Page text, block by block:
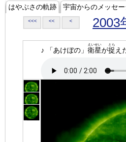
はやぶさの軌跡 宇宙からのメッセー
<<< << < 2003
♪ 「あけぼの」 衛星
えいせい
が捉
とら
え